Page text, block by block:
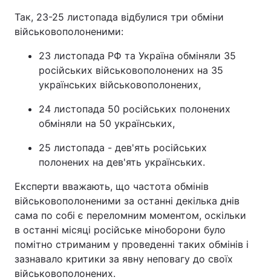
Так, 23-25 листопада відбулися три обміни
військовополоненими:
23 листопада РФ та Україна обміняли 35
російських військовополонених на 35
українських військовополонених,
24 листопада 50 російських полонених
обміняли на 50 українських,
25 листопада - дев'ять російських
полонених на дев'ять українських.
Експерти вважають, що частота обмінів
військовополоненими за останні декілька днів
сама по собі є переломним моментом, оскільки
в останні місяці російське міноборони було
помітно стриманим у проведенні таких обмінів і
зазнавало критики за явну неповагу до своїх
військовополонених.